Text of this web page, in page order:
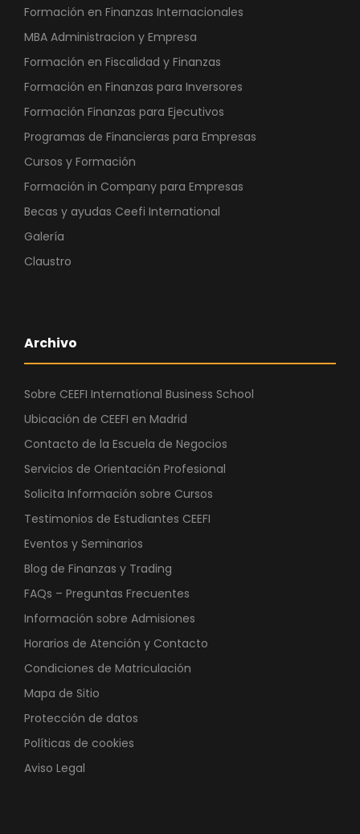
Formación en Finanzas Internacionales
MBA Administracion y Empresa
Formación en Fiscalidad y Finanzas
Formación en Finanzas para Inversores
Formación Finanzas para Ejecutivos
Programas de Financieras para Empresas
Cursos y Formación
Formación in Company para Empresas
Becas y ayudas Ceefi International
Galería
Claustro
Archivo
Sobre CEEFI International Business School
Ubicación de CEEFI en Madrid
Contacto de la Escuela de Negocios
Servicios de Orientación Profesional
Solicita Información sobre Cursos
Testimonios de Estudiantes CEEFI
Eventos y Seminarios
Blog de Finanzas y Trading
FAQs – Preguntas Frecuentes
Información sobre Admisiones
Horarios de Atención y Contacto
Condiciones de Matriculación
Mapa de Sitio
Protección de datos
Políticas de cookies
Aviso Legal